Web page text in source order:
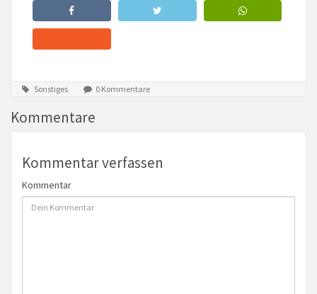
Sonstiges 0 Kommentare
Kommentare
Kommentar verfassen
Kommentar